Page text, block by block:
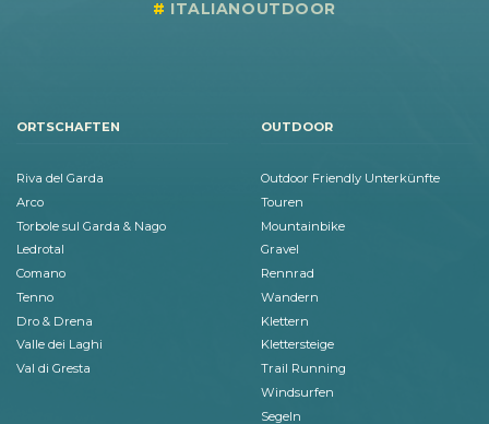
ITALIANOUTDOOR
ORTSCHAFTEN
Riva del Garda
Arco
Torbole sul Garda & Nago
Ledrotal
Comano
Tenno
Dro & Drena
Valle dei Laghi
Val di Gresta
OUTDOOR
Outdoor Friendly Unterkünfte
Touren
Mountainbike
Gravel
Rennrad
Wandern
Klettern
Klettersteige
Trail Running
Windsurfen
Segeln